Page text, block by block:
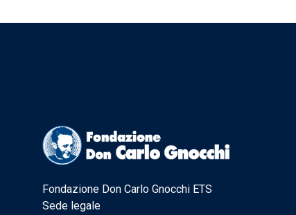
Fondazione Don Carlo Gnocchi ETS
Sede legale